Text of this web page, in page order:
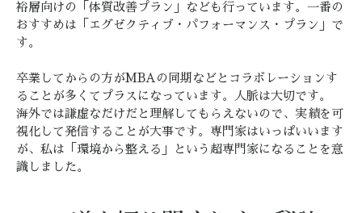
裕層向けの「体質改善プラン」なども行っています。一番の
おすすめは「エグゼクティブ・パフォーマンス・プラン」で
す。
卒業してからの方がMBAの同期などとコラボレーションす
ることが多くてプラスになっています。人脈は大切です。
海外では謙虚なだけだと理解してもらえないので、実績を可
視化して発信することが大事です。専門家はいっぱいいます
が、私は「環境から整える」という超専門家になることを意
識しました。